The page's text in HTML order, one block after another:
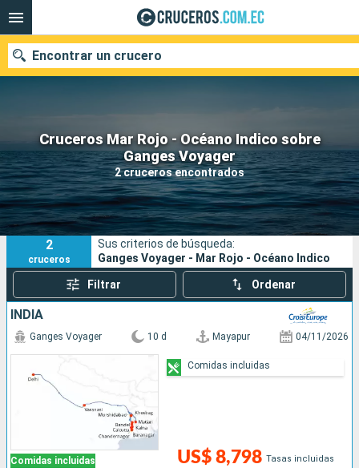
Cruceros Mar Rojo - Océano Indico sobre
Ganges Voyager
2 cruceros encontrados
Encontrar un crucero
Nuestros destinos
Fecha de salida
Puertos Compañías
Buscar
2
cruceros
Sus criterios de búsqueda:
Ganges Voyager - Mar Rojo - Océano Indico
Filtrar Ordenar
INDIA
Comidas incluidas
Ganges Voyager 10 d Mayapur 04/11/2026
US$ 8,798 Tasas incluidas
Comidas incluidas